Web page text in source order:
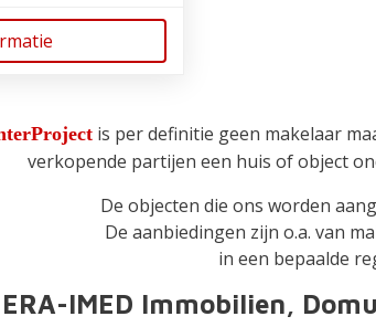
is per definitie geen makelaar
verkopende partijen een huis of object
De objecten die ons worden
De aanbiedingen zijn o.a. van
in een bepaalde
ERA-IMED Immobilien,